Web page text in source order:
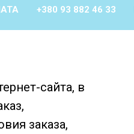
+380 93 882 46 33
сайта, в
заказа,